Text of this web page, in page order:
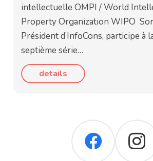
intellectuelle OMPI / World
Property Organization WIPO
Président d’InfoCons, participe à
septième série…
details